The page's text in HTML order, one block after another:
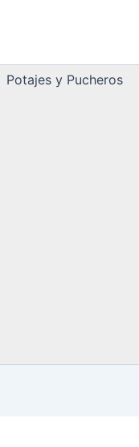
Potajes y Pucheros